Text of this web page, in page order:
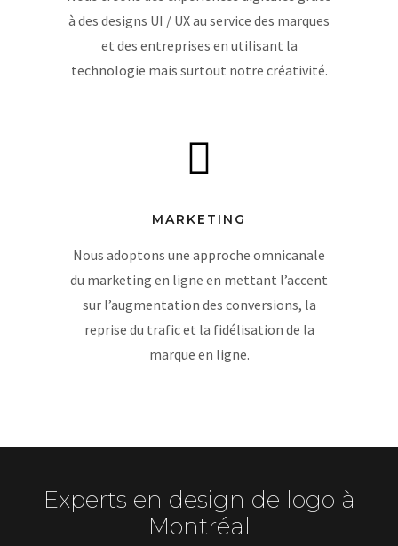
à des designs UI / UX au service des marques
et des entreprises en utilisant la
technologie mais surtout notre créativité.
MARKETING
Nous adoptons une approche omnicanale
du marketing en ligne en mettant l’accent
sur l’augmentation des conversions, la
reprise du trafic et la fidélisation de la
marque en ligne.
Experts en design de logo à
Montréal